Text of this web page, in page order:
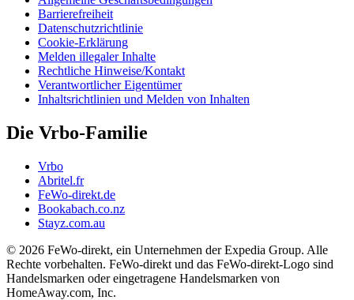
Barrierefreiheit
Datenschutzrichtlinie
Cookie-Erklärung
Melden illegaler Inhalte
Rechtliche Hinweise/Kontakt
Verantwortlicher Eigentümer
Inhaltsrichtlinien und Melden von Inhalten
Die Vrbo-Familie
Vrbo
Abritel.fr
FeWo-direkt.de
Bookabach.co.nz
Stayz.com.au
© 2026 FeWo-direkt, ein Unternehmen der Expedia Group. Alle
Rechte vorbehalten. FeWo-direkt und das FeWo-direkt-Logo sind
Handelsmarken oder eingetragene Handelsmarken von
HomeAway.com, Inc.